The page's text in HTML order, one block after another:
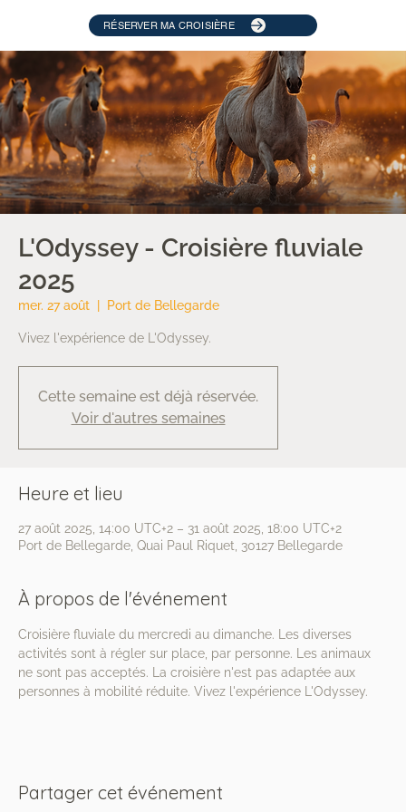
RÉSERVER MA CROISIÈRE
L'Odyssey - Croisière fluviale
2025
mer. 27 août Port de Bellegarde
Vivez l'expérience de L'Odyssey.
Cette semaine est déjà réservée.
Voir d'autres semaines
Heure et lieu
27 août 2025, 14:00 UTC+2 – 31 août 2025, 18:00 UTC+2
Port de Bellegarde, Quai Paul Riquet, 30127 Bellegarde
À propos de l'événement
Croisière fluviale du mercredi au dimanche. Les diverses
activités sont à régler sur place, par personne. Les animaux
ne sont pas acceptés. La croisière n'est pas adaptée aux
personnes à mobilité réduite. Vivez l'expérience L'Odyssey.
Partager cet événement